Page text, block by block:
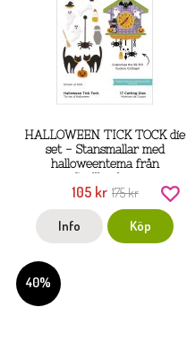
HALLOWEEN TICK TOCK die
set - Stansmallar med
halloweentema från
105 kr 175 kr
Info Köp
40%